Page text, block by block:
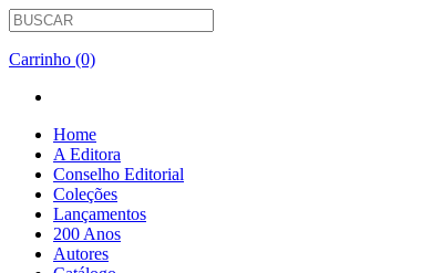
Carrinho (0)
Home
A Editora
Conselho Editorial
Coleções
Lançamentos
200 Anos
Autores